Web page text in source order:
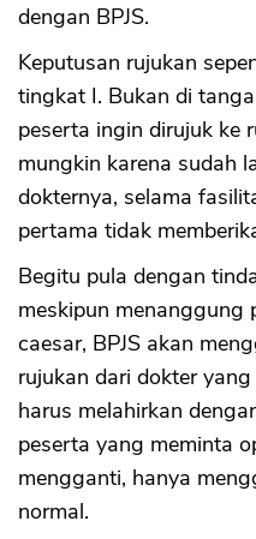
dengan BPJS.
Keputusan rujukan
tingkat I. Bukan di
peserta ingin dirujuk ke
mungkin karena sudah
dokternya, selama
pertama tidak
Begitu pula dengan
meskipun menanggung
caesar, BPJS akan
rujukan dari dokter
harus melahirkan
peserta yang meminta
mengganti, hanya
normal.